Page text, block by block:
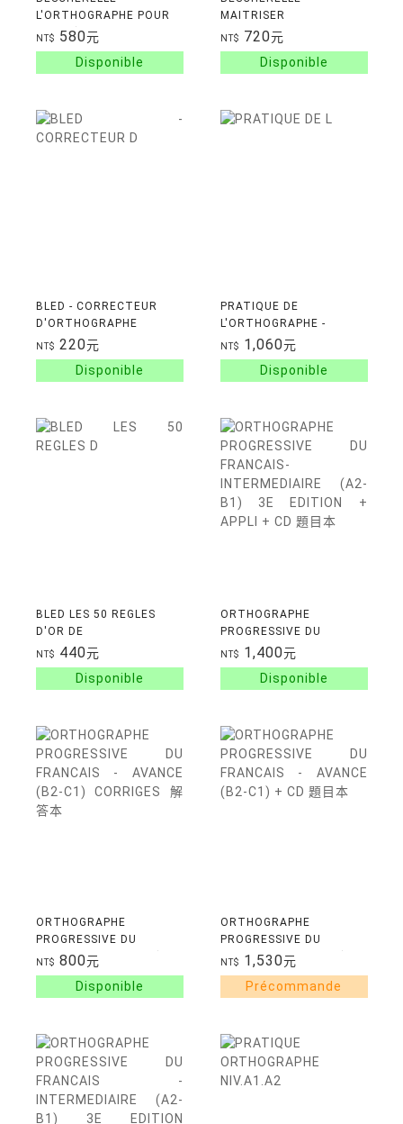
L'ORTHOGRAPHE POUR
TOUS (NOUVELLE
EDITION)
NT$ 580元
MAITRISER
L'ORTHOGRAPHE
FRANCAISE
NT$ 720元
BLED - CORRECTEUR
D'ORTHOGRAPHE
NT$ 220元
PRATIQUE DE
L'ORTHOGRAPHE -
NIVEAU B1-B2
NT$ 1,060元
BLED LES 50 REGLES
D'OR DE
L'ORTHOGRAPHE
NT$ 440元
ORTHOGRAPHE
PROGRESSIVE DU
FRANCAIS-
INTERMEDIAIRE (A2-B1)
3E EDITION + APPLI + CD
NT$ 1,400元
ORTHOGRAPHE
PROGRESSIVE DU
FRANCAIS - AVANCE (B2-
C1) CORRIGES 解答本
NT$ 800元
ORTHOGRAPHE
PROGRESSIVE DU
FRANCAIS - AVANCE (B2-
C1) + CD 題目本
NT$ 1,530元